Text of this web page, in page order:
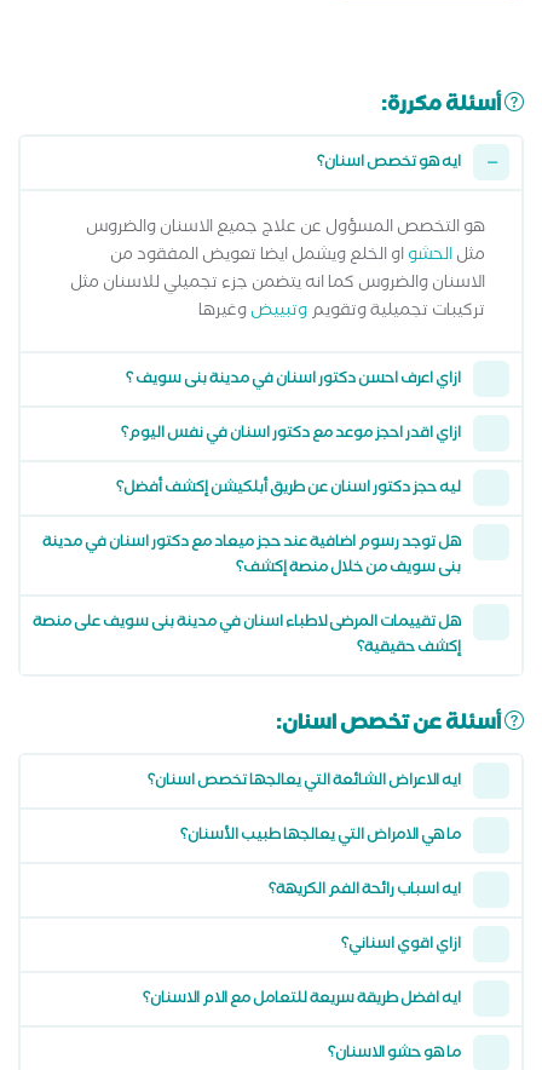
أسئلة مكررة:
ايه هو تخصص اسنان؟
هو التخصص المسؤول عن علاج جميع الاسنان والضروس
مثلالحشواو الخلع ويشمل ايضا تعويض المفقود من
الاسنان والضروس كما انه يتضمن جزء تجميلي للاسنان مثل
تركيبات تجميلية وتقويموتبييضوغيرها
ازاي اعرف احسن دكتور اسنان في مدينة بنى سويف ؟
ازاي اقدر احجز موعد مع دكتور اسنان في نفس اليوم؟
ليه حجز دكتور اسنان عن طريق أبلكيشن إكشف أفضل؟
هل توجد رسوم اضافية عند حجز ميعاد مع دكتور اسنان في مدينة
بنى سويف من خلال منصة إكشف؟
هل تقييمات المرضى لاطباء اسنان في مدينة بنى سويف على منصة
إكشف حقيقية؟
أسئلة عن تخصص اسنان:
ايه الاعراض الشائعة التي يعالجها تخصص اسنان؟
ما هي الامراض التي يعالجها طبيب الأسنان؟
ايه اسباب رائحة الفم الكريهة؟
ازاي اقوي اسناني؟
ايه افضل طريقة سريعة للتعامل مع الام الاسنان؟
ما هو حشو الاسنان؟